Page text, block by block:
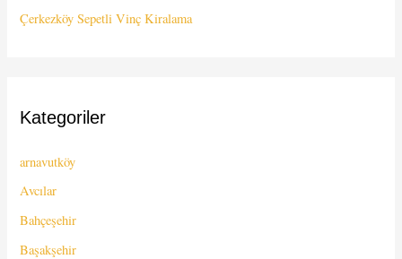
Çerkezköy Sepetli Vinç Kiralama
Kategoriler
arnavutköy
Avcılar
Bahçeşehir
Başakşehir